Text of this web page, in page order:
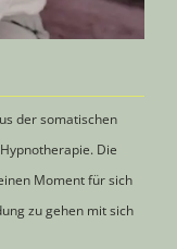
der somatischen
Die
Moment für sich
zu gehen mit sich